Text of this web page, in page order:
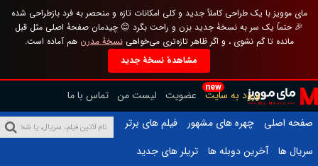
مای موویز با یک طراحی کاملاً جدید و کلی امکانات تازه و منحصر به فرد بازطراحی شده
🎉 حتماً یک سر به نسخهٔ جدید بزن و راحت بگرد 😊 چیدمان صفحهٔ اصلی مثل قبل
مانده تا گم نشوی ، و اگر ظاهر تازه‌تری می‌خواهینسخهٔ مدرن هم آماده است.
مشاهدهٔ نسخهٔ جدید
new
ورود به سایت عضویت لیست من تماس با ما
صفحه اصلی
چهره های مشهور
فیلم های برتر
سریال ها
آخرین دوبله ها تریلر های جدید